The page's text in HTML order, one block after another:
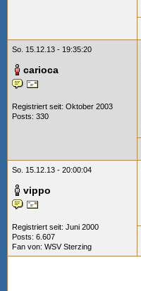
So. 15.12.13 - 19:35:20
carioca
Registriert seit: Oktober 2003
Posts: 330
So. 15.12.13 - 20:00:04
vippo
Registriert seit: Juni 2000
Posts: 6.607
Fan von: WSV Sterzing